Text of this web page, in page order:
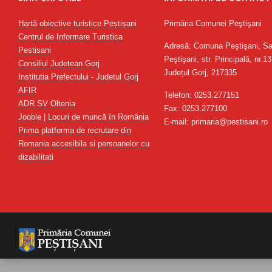
Hartă obiective turistice Peștișani
Centrul de Informare Turistica
Pestisani
Consiliul Judetean Gorj
Institutia Prefectului - Judetul Gorj
AFIR
ADR SV Oltenia
Jooble | Locuri de muncă în România
Prima platforma de recrutare din
Romania accesibila si persoanelor cu
dizabilitati
Primăria Comunei Peştişani
Adresă: Comuna Peştişani,
Peştişani, str. Principală,
Județul Gorj, 217335
Telefon: 0253.277151
Fax: 0253.277100
E-mail: primaria@pestisani.ro